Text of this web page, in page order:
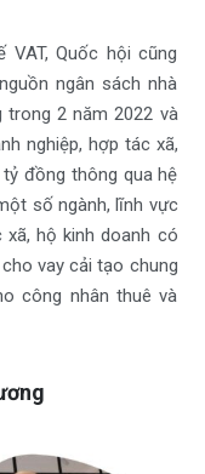
Quốc hội cũng
ngân sách nhà
2 năm 2022 và
nghiệp, hợp tác xã,
đồng thông qua hệ
số ngành, lĩnh vực
xã, hộ kinh doanh có
vay cải tạo chung
công nhân thuê và